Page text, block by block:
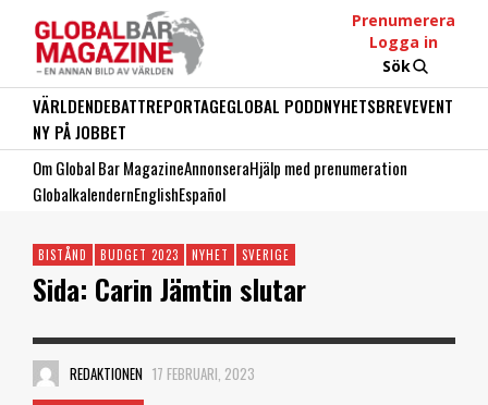
Prenumerera
Logga in
Sök
VÄRLDENDEBATTREPORTAGEGLOBAL PODDNYHETSBREVEVENT
NY PÅ JOBBET
Om Global Bar MagazineAnnonseraHjälp med prenumeration
GlobalkalendernEnglishEspañol
BISTÅND BUDGET 2023 NYHET SVERIGE
Sida: Carin Jämtin slutar
REDAKTIONEN 17 FEBRUARI, 2023